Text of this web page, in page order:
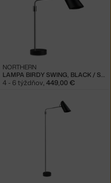
LAMPA BIRDY SWING, BLACK / STEEL
NORTHERN
4 - 6 týždňov, 449,00 €